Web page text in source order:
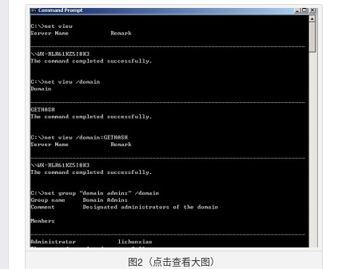
图2（点击查看大图）